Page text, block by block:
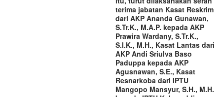
terima jabatan Kasat Reskrim
dari AKP Ananda Gunawan,
S.Tr.K., M.A.P. kepada AKP
Prawira Wardany, S.Tr.K.,
S.I.K., M.H., Kasat Lantas dari
AKP Andi Sriulva Baso
Paduppa kepada AKP
Agusnawan, S.E., Kasat
Resnarkoba dari IPTU
Mangopo Mansyur, S.H., M.H.